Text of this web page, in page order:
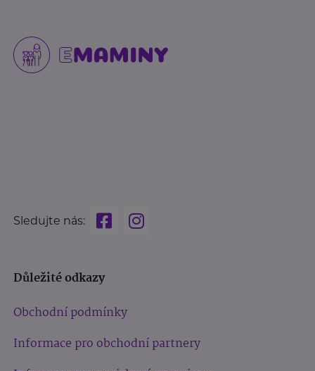
Sledujte nás:
Důležité odkazy
Obchodní podmínky
Informace pro obchodní partnery